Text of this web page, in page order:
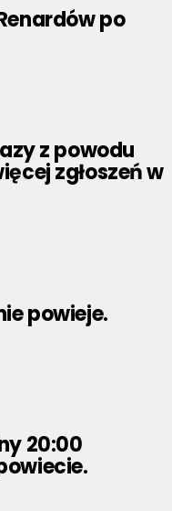
po
z powodu
zgłoszeń w
powieje.
20:00